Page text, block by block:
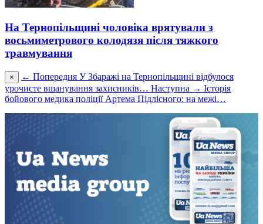
На Тернопільщині чоловіка врятували з
восьмиметрового колодязя після тяжкого
травмування
× ← Попередня У Збаражі на Тернопільщині відбулося
урочисте вшанування захисників… Наступна → Історія
бойового медика поліції Артема Підлісного: на межі…